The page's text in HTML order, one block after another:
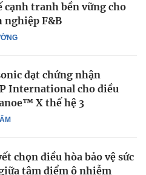
cạnh tranh bền vững cho
nghiệp F&B
đạt chứng nhận
International cho điều
X thế hệ 3
chọn điều hòa bảo vệ sức
tâm điểm ô nhiễm